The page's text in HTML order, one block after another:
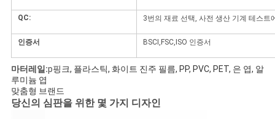
QC: 3번의 재료 선택, 사전 생산 기계 테스트
인증서 BSCI,FSC,ISO 인증서
마터레일:p핑크, 플라스틱, 화이트 진주 필름, PP, PVC, PET, 은 엽, 알
루미늄 엽
맞춤형 브랜드
당신의 심판을 위한 몇 가지 디자인